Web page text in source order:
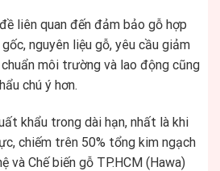
liên quan đến đảm bảo gỗ hợp
nguyên liệu gỗ, yêu cầu giảm
môi trường và lao động cũng
chú ý hơn.
khẩu trong dài hạn, nhất là khi
chiếm trên 50% tổng kim ngạch
và Chế biến gỗ TP.HCM (Hawa)